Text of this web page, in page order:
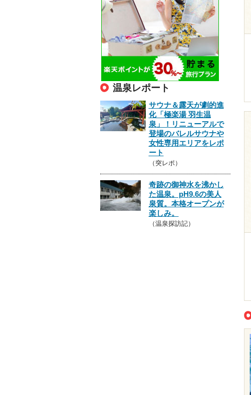
温泉レポート
サウナ＆露天が劇的進
化「極楽湯 羽生温
泉」！リニューアルで
登場のバレルサウナや
女性専用エリアをレポ
ート
（突レポ）
奇跡の御神水を沸かし
た温泉。pH9.6の美人
泉質。本格オープンが
楽しみ。
（温泉探訪記）